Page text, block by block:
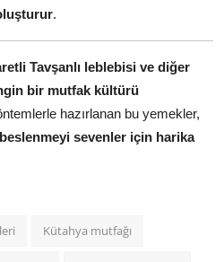
.
Tavşanlı leblebisi ve diğer
bir mutfak kültürü
hazırlanan bu yemekler,
sevenler için harika
Kütahya mutfağı